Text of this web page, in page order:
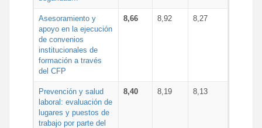
Asesoramiento y
apoyo en la ejecución
de convenios
institucionales de
formación a través
del CFP
8,66 8,92 8,27
Prevención y salud
laboral: evaluación de
lugares y puestos de
trabajo por parte del
8,40 8,19 8,13